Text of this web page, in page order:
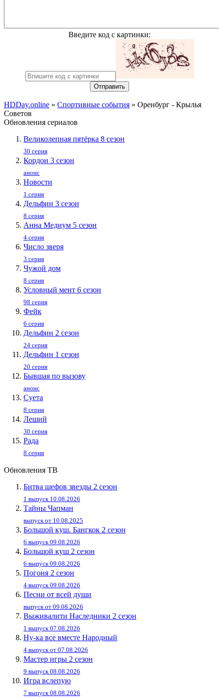
Введите код с картинки:
Отправить
HDDay.online » Спортивные события » Оренбург - Крылья
Советов
Обновления сериалов
Великолепная пятёрка 8 сезон
30 серия
Кордон 3 сезон
анонс
Новости
1 серия
Дельфин 3 сезон
8 серия
Анна Медиум 5 сезон
4 серия
Число зверя
3 серия
Чужой дом
8 серия
Условный мент 6 сезон
98 серия
Фейк
6 серия
Дельфин 2 сезон
24 серия
Дельфин 1 сезон
20 серия
Бывшая по вызову
анонс
Суета
8 серия
Леший
30 серия
Рада
8 серия
Обновления ТВ
Битва шефов звезды 2 сезон
1 выпуск 10.08.2026
Тайны Чапман
выпуск от 10.08.2025
Большой куш. Бангкок 2 сезон
6 выпуск 09.08.2026
Большой куш 2 сезон
6 выпуск 09.08.2026
Погоня 2 сезон
4 выпуск 09.08.2026
Песни от всей души
выпуск от 09.08.2026
Выживалити Наследники 2 сезон
1 выпуск 07.08.2026
Ну-ка все вместе Народный
4 выпуск от 07.08.2026
Мастер игры 2 сезон
9 выпуск 08.08.2026
Игра вслепую
7 выпуск 08.08.2026